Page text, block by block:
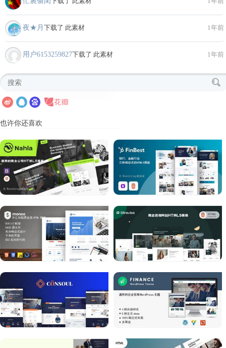
夜★月 下载了 此素材 1年前
用户6153259827下载了 此素材 1年前
也许你还喜欢